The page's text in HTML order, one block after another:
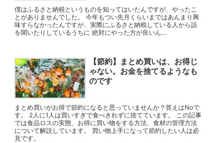
僕はふるさと納税というものを知ってはいたんですが、やったこ
とがありませんでした。 今年もつい先月くらいまではあんまり興
味すらなかったんですが、実際にふるさと納税している人から話
を聞いたりしているうちに 絶対にやった方が良いん...
節約
【節約】まとめ買いは、お得じ
ゃない。お金を捨てるようなも
のです
まとめ買いがお得で節約になると思っていませんか？答えはNoで
す。 2人に1人は買いすぎで食べきれずに捨てています。 この記事
では食品ロスの実態、お得に買い物をする方法、食材の管理方法
について解説しています。 買い物上手になって節約したい人は必
見です。